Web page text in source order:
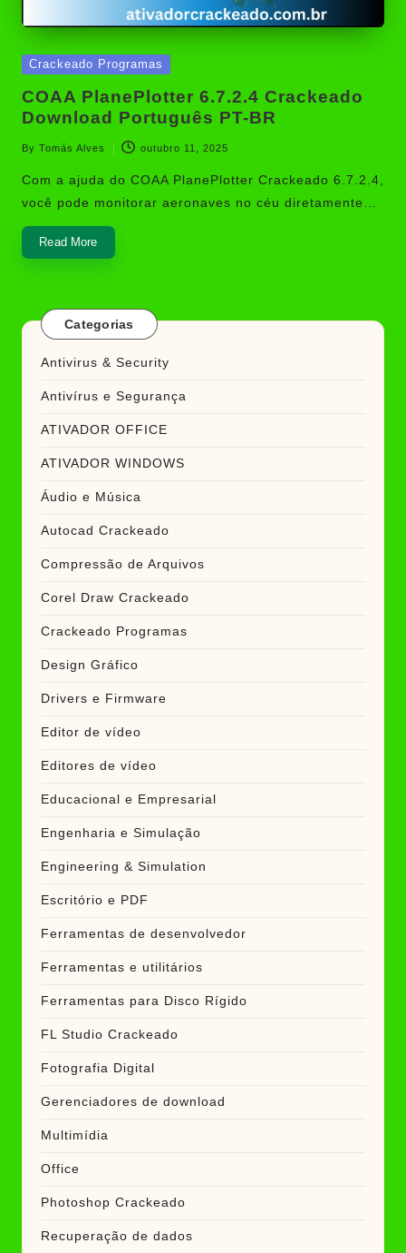
Posted
Crackeado Programas
COAA PlanePlotter 6.7.2.4 Crackeado
Download Português PT-BR
Posted
by
By Tomás Alves outubro 11, 2025
Com a ajuda do COAA PlanePlotter Crackeado 6.7.2.4,
você pode monitorar aeronaves no céu diretamente…
Read More
Categorias
Antivirus & Security
Antivírus e Segurança
ATIVADOR OFFICE
ATIVADOR WINDOWS
Áudio e Música
Autocad Crackeado
Compressão de Arquivos
Corel Draw Crackeado
Crackeado Programas
Design Gráfico
Drivers e Firmware
Editor de vídeo
Editores de vídeo
Educacional e Empresarial
Engenharia e Simulação
Engineering & Simulation
Escritório e PDF
Ferramentas de desenvolvedor
Ferramentas e utilitários
Ferramentas para Disco Rígido
FL Studio Crackeado
Fotografia Digital
Gerenciadores de download
Multimídia
Office
Photoshop Crackeado
Recuperação de dados